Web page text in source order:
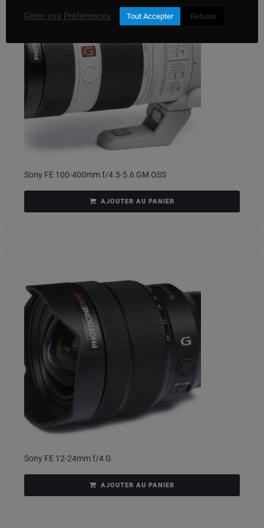
Sony FE 100-400mm f/4.5-5.6 GM OSS
AJOUTER AU PANIER
Sony FE 12-24mm f/4 G
AJOUTER AU PANIER
Gérer vos Préférences Tout Accepter Refuser